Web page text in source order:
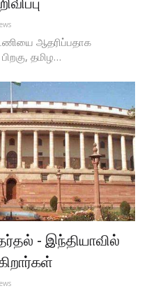
ஆதரிப்பதாக
தமிழ…
- இந்தியாவில்